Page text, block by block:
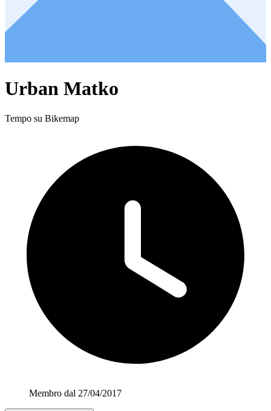
Urban Matko
Tempo su Bikemap
Membro dal 27/04/2017